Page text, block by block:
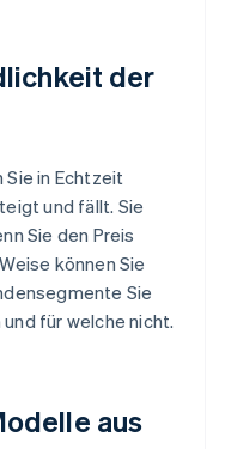
der
Sie in Echtzeit
und fällt. Sie
Sie den Preis
können Sie
Sie
für welche nicht.
aus